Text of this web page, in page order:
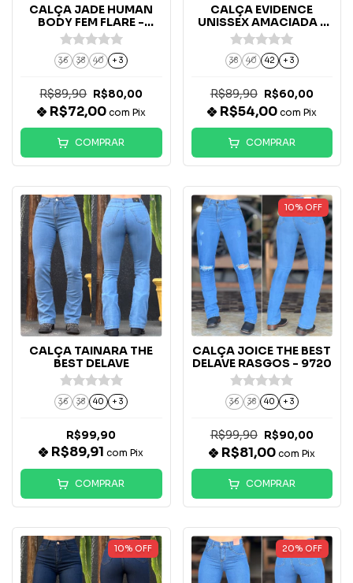
CALÇA JADE HUMAN
BODY FEM FLARE -
10248
36 38 40 + 3
R$89,90 R$80,00
R$72,00 com Pix
COMPRAR
CALÇA EVIDENCE
UNISSEX AMACIADA -
3066
38 40 42 + 3
R$89,90 R$60,00
R$54,00 com Pix
COMPRAR
CALÇA TAINARA THE
BEST DELAVE
36 38 40 + 3
R$99,90
R$89,91com Pix
COMPRAR
10% OFF
CALÇA JOICE THE BEST
DELAVE RASGOS - 9720
36 38 40 + 3
R$99,90 R$90,00
R$81,00 com Pix
COMPRAR
10% OFF 20% OFF